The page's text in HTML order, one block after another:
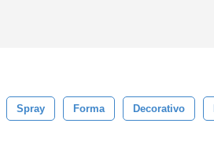
Spray Forma Decorativo